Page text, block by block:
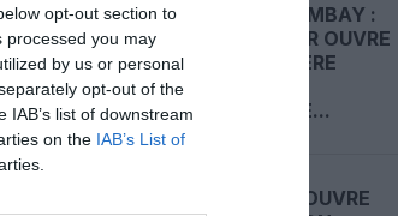
opt-out section to
processed you may
by us or personal
opt-out of the
list of downstream
on the IAB’s List of
RIYAD–BOMBAY :
RIYADH AIR OUVRE
SA PREMIÈRE
RÉGULIÈRE...
AIR INDIA OUVRE